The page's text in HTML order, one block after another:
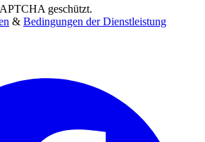
geschützt.
& Bedingungen der Dienstleistung